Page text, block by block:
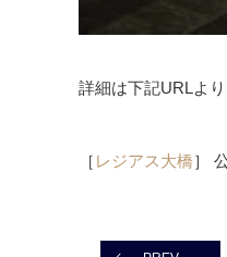
詳細は下記URLより
［ レジアス大橋］